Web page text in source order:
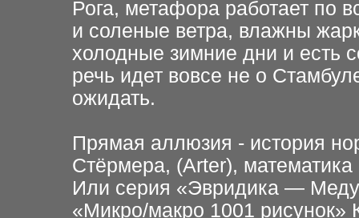
Рога, метафора работает по
и соленые ветра, влажны
холодные зимние дни и есть
речь идет вовсе не о
ожидать.
Прямая аллюзия - история
Стёрмера, (Arter),
Или серия «Эвридика —
«Микро/макро 1001 рисунок»